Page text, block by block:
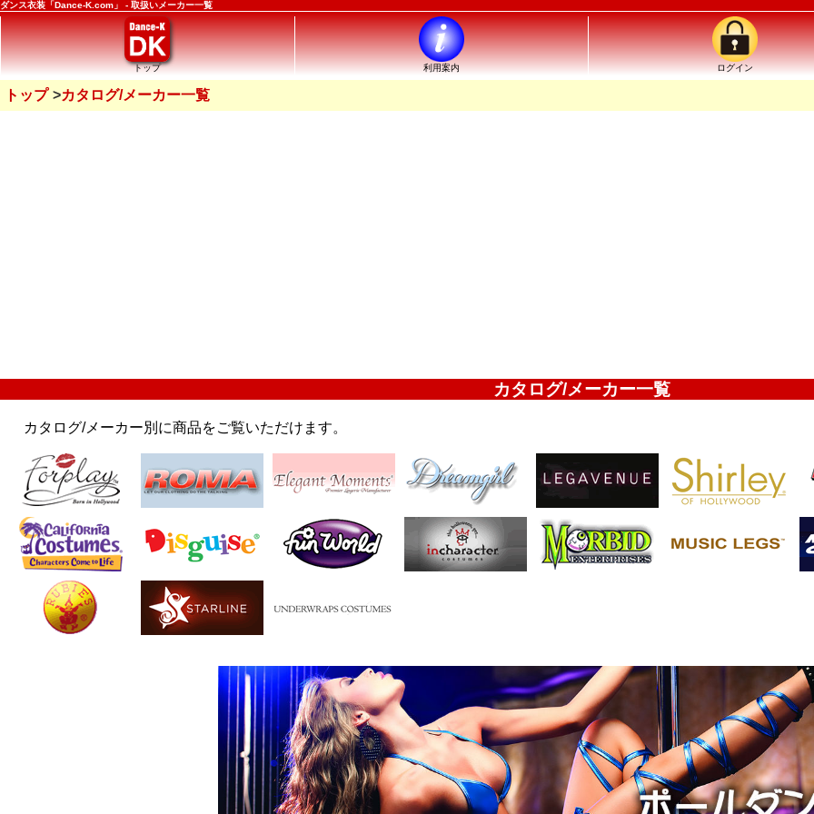
ダンス衣装「Dance-K.com」 - 取扱いメーカー一覧
トップ 利用案内 ログイン
トップ カタログ/メーカー一覧
カタログ/メーカー一覧
カタログ/メーカー別に商品をご覧いただけます。